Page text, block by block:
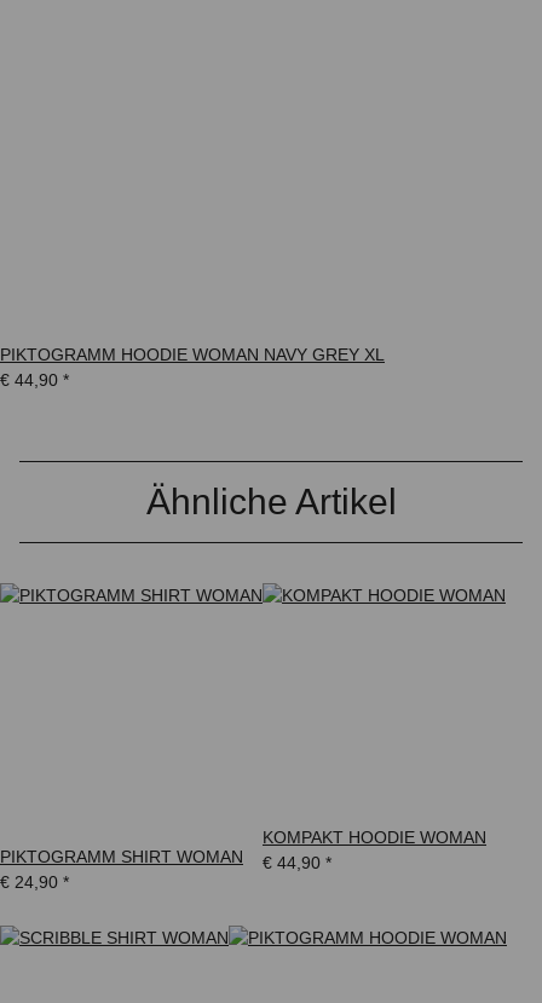
PIKTOGRAMM HOODIE WOMAN NAVY GREY XL
€ 44,90 *
Ähnliche Artikel
PIKTOGRAMM SHIRT WOMAN
€ 24,90 *
KOMPAKT HOODIE WOMAN
€ 44,90 *